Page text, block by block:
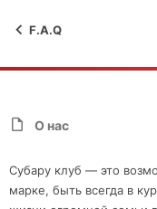
F.A.Q
О нас
Субару клуб — это
марке, быть всегда в